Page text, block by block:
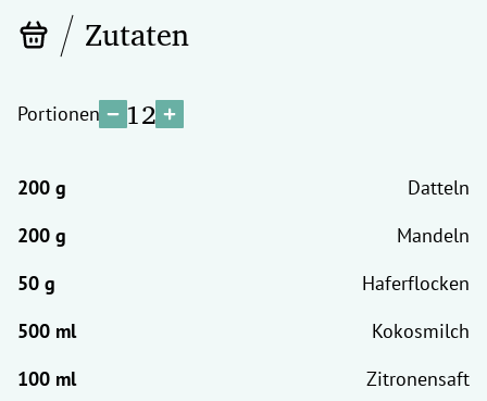
Zutaten
Portionen 12
Datteln
Mandeln
Haferflocken
Kokosmilch
Zitronensaft